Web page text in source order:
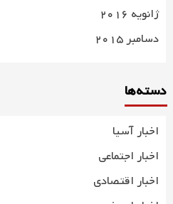
ژانویه 2016
دسامبر 2015
دسته‌ها
اخبار آسیا
اخبار اجتماعی
اخبار اقتصادی